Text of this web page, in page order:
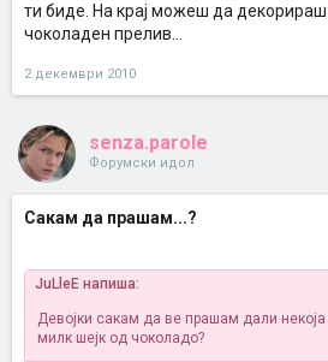
ти биде. На крај можеш да
чоколаден прелив...
2 декември 2010
senza.parole
Форумски идол
Сакам да прашам...?
JuLleE напиша:
Девојки сакам да ве прашам дали
милк шејк од чоколадо?